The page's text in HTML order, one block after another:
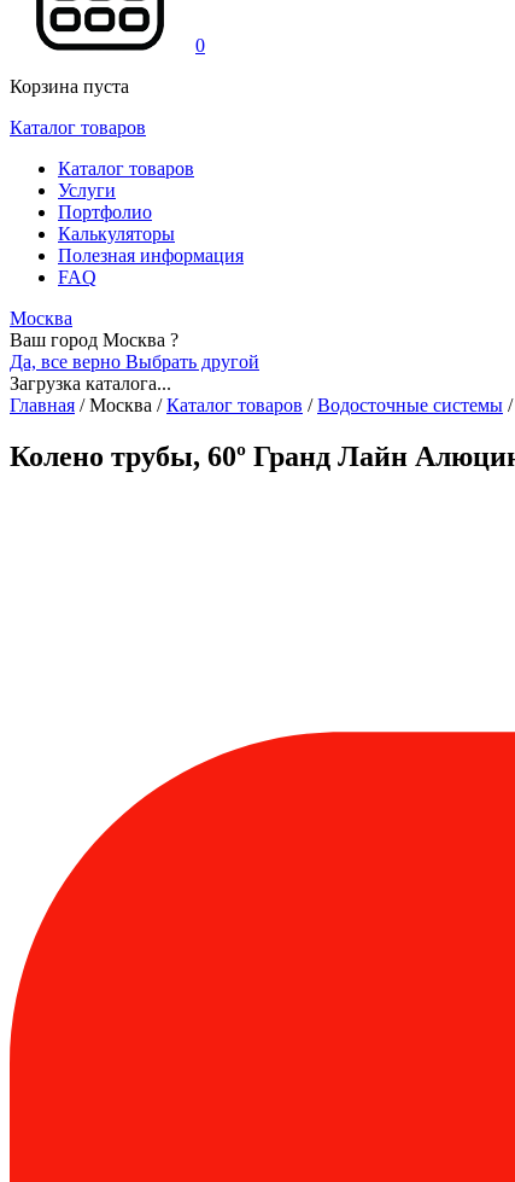
0
Корзина пуста
Каталог товаров
Каталог товаров
Услуги
Портфолио
Калькуляторы
Полезная информация
FAQ
Москва
Ваш город Москва ?
Да, все верно Выбрать другой
Загрузка каталога...
Главная /Москва / Каталог товаров / Водосточные системы /
Колено трубы, 60º Гранд Лайн